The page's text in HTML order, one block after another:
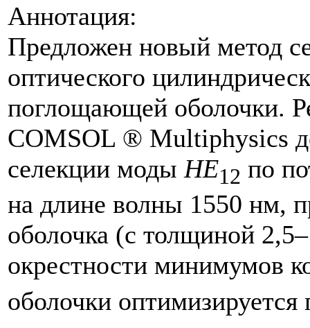
Аннотация:
Предложен новый метод
оптического
поглощающей оболочки.
COMSOL ® Multiphysics
селекции моды HE12 по
на длине волны 1550 нм,
оболочка (с толщиной
окрестности минимумов
оболочки